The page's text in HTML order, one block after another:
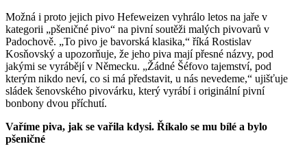
Možná i proto jejich pivo Hefeweizen vyhrálo letos na jaře v
kategorii „pšeničné pivo“ na pivní soutěži malých pivovarů v
Padochově. „To pivo je bavorská klasika,“ říká Rostislav
Kosňovský a upozorňuje, že jeho piva mají přesné názvy, pod
jakými se vyrábějí v Německu. „Žádné Šéfovo tajemství, pod
kterým nikdo neví, co si má představit, u nás nevedeme,“ ujišťuje
sládek šenovského pivovárku, který vyrábí i originální pivní
bonbony dvou příchutí.
Vaříme piva, jak se vařila kdysi. Říkalo se mu bílé a bylo
pšeničné